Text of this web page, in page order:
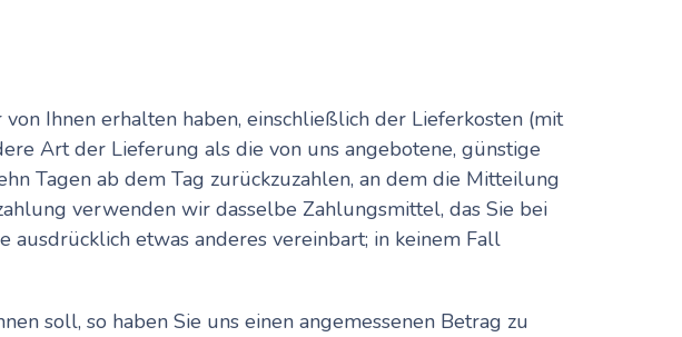
Ihnen erhalten haben, einschließlich der Lieferkosten (mit
Art der Lieferung als die von uns angebotene, günstige
Tagen ab dem Tag zurückzuzahlen, an dem die Mitteilung
verwenden wir dasselbe Zahlungsmittel, das Sie bei
ausdrücklich etwas anderes vereinbart; in keinem Fall
soll, so haben Sie uns einen angemessenen Betrag zu